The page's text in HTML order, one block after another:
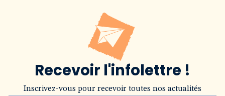
Recevoir l'infolettre !
Inscrivez-vous pour recevoir toutes nos actualités